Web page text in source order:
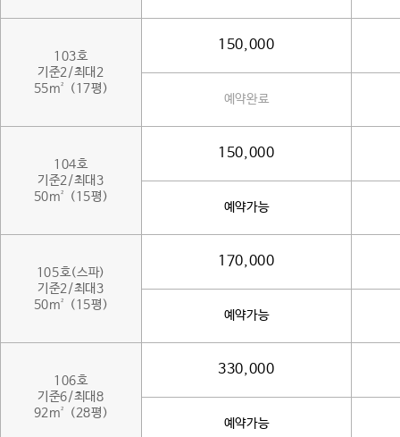
103호
기준2/최대2
55m² (17평)
150,000
예약완료
104호
기준2/최대3
50m² (15평)
150,000
예약가능
105호(스파)
기준2/최대3
50m² (15평)
170,000
예약가능
106호
기준6/최대8
92m² (28평)
330,000
예약가능